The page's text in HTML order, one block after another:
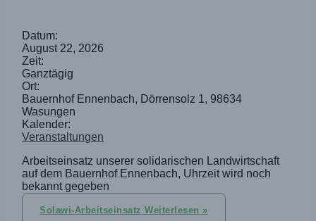
Datum:
August 22, 2026
Zeit:
Ganztägig
Ort:
Bauernhof Ennenbach, Dörrensolz 1, 98634
Wasungen
Kalender:
Veranstaltungen
Arbeitseinsatz unserer solidarischen Landwirtschaft
auf dem Bauernhof Ennenbach, Uhrzeit wird noch
bekannt gegeben
Solawi-Arbeitseinsatz Weiterlesen »